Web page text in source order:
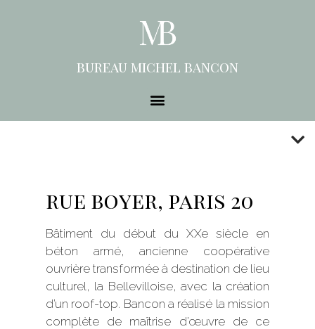
bureau michel bancon
rue boyer, paris 20
Bâtiment du début du XXe siècle en
béton armé, ancienne coopérative
ouvrière transformée à destination de lieu
culturel, la Bellevilloise, avec la création
d’un roof-top. Bancon a réalisé la mission
complète de maîtrise d’œuvre de ce